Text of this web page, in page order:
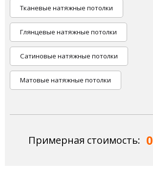
Тканевые натяжные потолки
Глянцевые натяжные потолки
Сатиновые натяжные потолки
Матовые натяжные потолки
Примерная стоимость: 0